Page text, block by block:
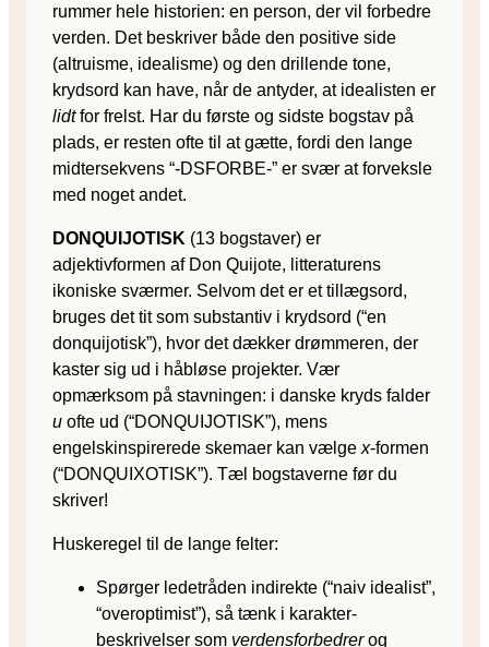
rummer hele historien: en person, der vil forbedre
verden. Det beskriver både den positive side
(altruisme, idealisme) og den drillende tone,
krydsord kan have, når de antyder, at idealisten er
lidtfor frelst. Har du første og sidste bogstav på
plads, er resten ofte til at gætte, fordi den lange
midtersekvens “-DSFORBE-” er svær at forveksle
med noget andet.
DONQUIJOTISK (13 bogstaver) er
adjektivformen af Don Quijote, litteraturens
ikoniske sværmer. Selvom det er et tillægsord,
bruges det tit som substantiv i krydsord (“en
donquijotisk”), hvor det dækker drømmeren, der
kaster sig ud i håbløse projekter. Vær
opmærksom på stavningen: i danske kryds falder
u ofte ud (“DONQUIJOTISK”), mens
engelskinspirerede skemaer kan vælge x-formen
(“DONQUIXOTISK”). Tæl bogstaverne før du
skriver!
Huske­regel til de lange felter:
Spørger ledetråden indirekte (“naiv idealist”,
“overoptimist”), så tænk i karakter­
beskrivelser som verdensforbedrerog